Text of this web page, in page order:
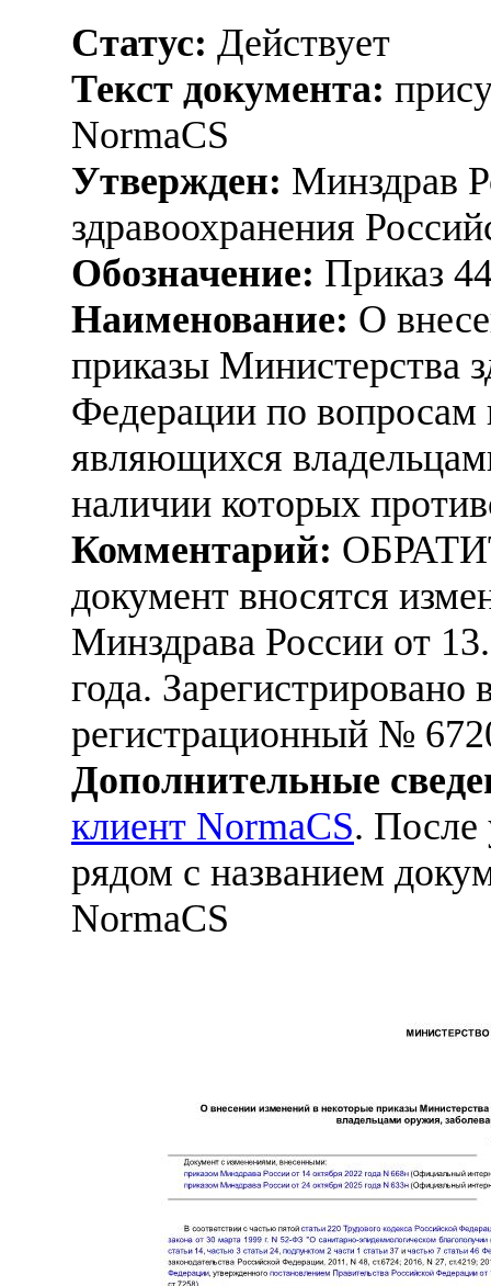
Статус: Действует
Текст документа:
NormaCS
Утвержден: Минздрав
здравоохранения
Обозначение: Приказ
Наименование: О
приказы Министерства
Федерации по вопросам
являющихся
наличии которых
Комментарий:
документ вносятся
Минздрава России от
года.
регистрационный №
Дополнительные
клиент NormaCS. После
рядом с названием
NormaCS